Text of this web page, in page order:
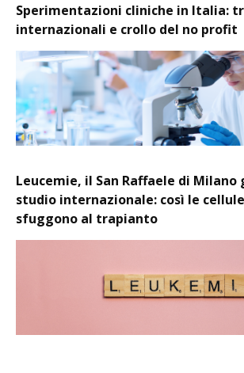
Sperimentazioni cliniche in Italia:
internazionali e crollo del no profit
Leucemie, il San Raffaele di Milano
studio internazionale: così le
sfuggono al trapianto